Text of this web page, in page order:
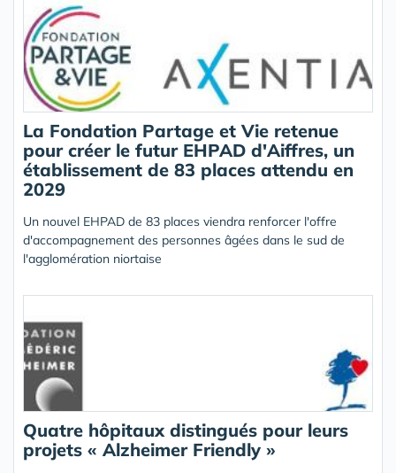
La Fondation Partage et Vie retenue
pour créer le futur EHPAD d'Aiffres, un
établissement de 83 places attendu en
2029
Un nouvel EHPAD de 83 places viendra renforcer l'offre
d'accompagnement des personnes âgées dans le sud de
l'agglomération niortaise
Quatre hôpitaux distingués pour leurs
projets « Alzheimer Friendly »